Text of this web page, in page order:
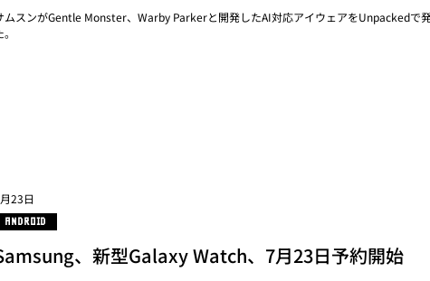
ムスンがGentle Monster、Warby Parkerと開発したAI対応アイウェアをUnpackedで
、新型Galaxy Watch、7月23日予約開始
ANDROID
23日